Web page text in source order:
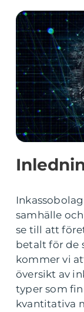
samhälle
se till att
betalt för de
kommer vi
översikt av
typer som
kvantitativa